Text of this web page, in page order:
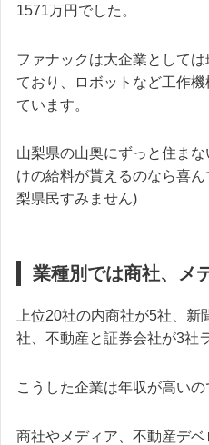
1571万円でした。
ファナックは大企業として
ており、ロボットなど工作
ています。
山梨県の山奥にずっと住ま
けの給料が貰えるのなら喜
梨県民すみません)
業種別では商社、メ
上位20社の内商社が5社、
社、不動産と証券会社が3社
こうした企業は年収が高いの
商社やメディア、不動産デ